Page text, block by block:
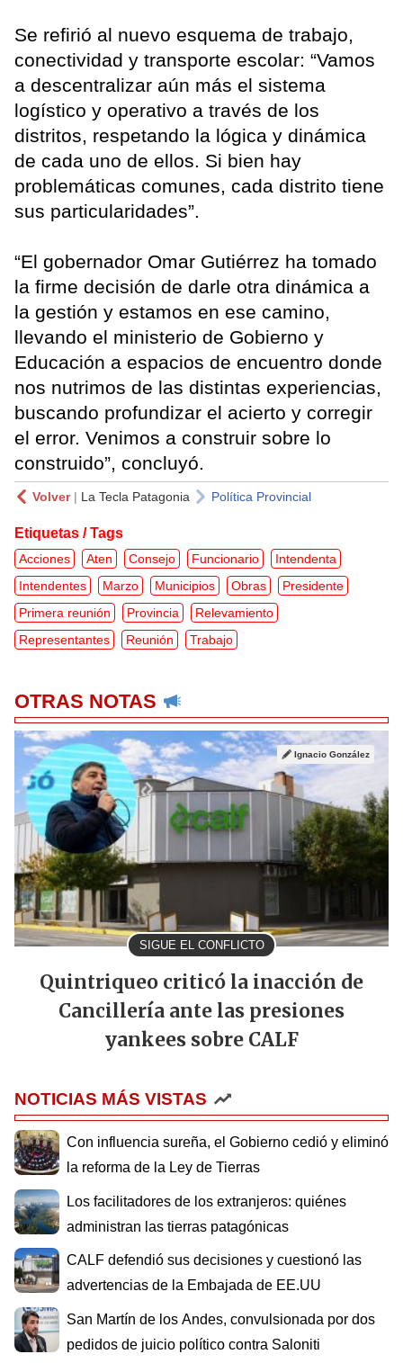
Se refirió al nuevo esquema de trabajo,
conectividad y transporte escolar: “Vamos
a descentralizar aún más el sistema
logístico y operativo a través de los
distritos, respetando la lógica y dinámica
de cada uno de ellos. Si bien hay
problemáticas comunes, cada distrito tiene
sus particularidades”.
“El gobernador Omar Gutiérrez ha tomado
la firme decisión de darle otra dinámica a
la gestión y estamos en ese camino,
llevando el ministerio de Gobierno y
Educación a espacios de encuentro donde
nos nutrimos de las distintas experiencias,
buscando profundizar el acierto y corregir
el error. Venimos a construir sobre lo
construido”, concluyó.
Volver| La Tecla Patagonia Política Provincial
Etiquetas / Tags
Acciones Aten Consejo Funcionario
Intendenta
Intendentes
Marzo Municipios Obras
Presidente
Primera reunión
Provincia
Relevamiento
Representantes
Reunión Trabajo
OTRAS NOTAS
SIGUE EL CONFLICTO
Ignacio González
Quintriqueo criticó la inacción de
Cancillería ante las presiones
yankees sobre CALF
NOTICIAS MÁS VISTAS
Con influencia sureña, el Gobierno cedió y eliminó
la reforma de la Ley de Tierras
Los facilitadores de los extranjeros: quiénes
administran las tierras patagónicas
CALF defendió sus decisiones y cuestionó las
advertencias de la Embajada de EE.UU
San Martín de los Andes, convulsionada por dos
pedidos de juicio político contra Saloniti